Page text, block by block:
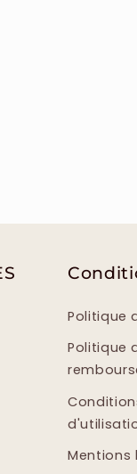
Politique
Politique
Mentions